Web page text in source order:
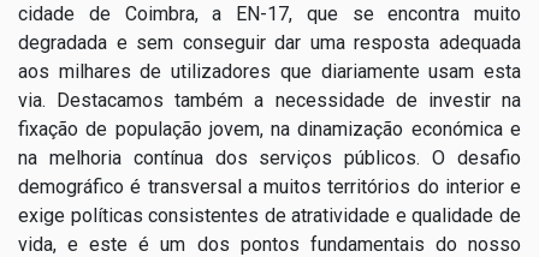
cidade de Coimbra, a EN-17, que se encontra muito
degradada e sem conseguir dar uma resposta adequada
aos milhares de utilizadores que diariamente usam esta
via. Destacamos também a necessidade de investir na
fixação de população jovem, na dinamização económica e
na melhoria contínua dos serviços públicos. O desafio
demográfico é transversal a muitos territórios do interior e
exige políticas consistentes de atratividade e qualidade de
vida, e este é um dos pontos fundamentais do nosso